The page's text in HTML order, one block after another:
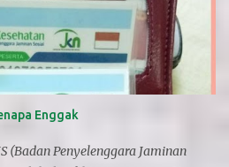
Enggak
(Badan Penyelenggara Jaminan